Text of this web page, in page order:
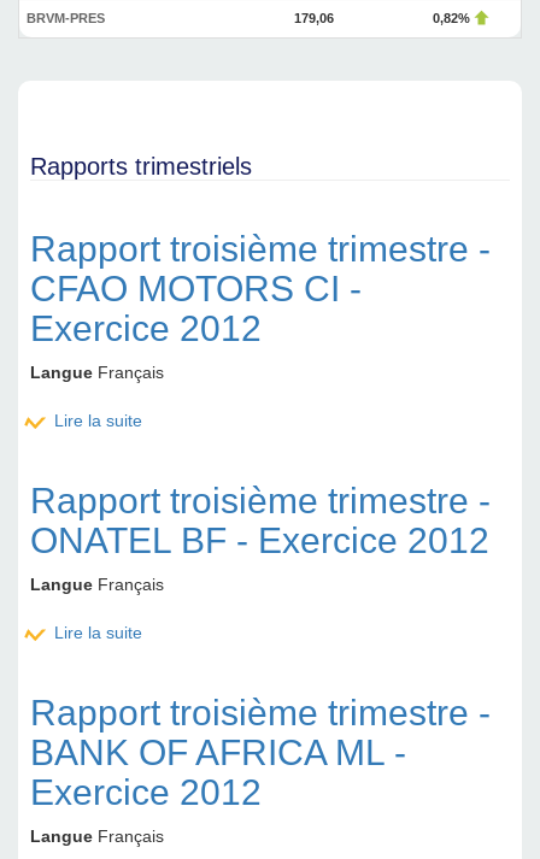
BRVM-PRES 179,06 0,82%
Rapports trimestriels
Rapport troisième trimestre -
CFAO MOTORS CI -
Exercice 2012
Langue Français
Lire la suite
Rapport troisième trimestre -
ONATEL BF - Exercice 2012
Langue Français
Lire la suite
Rapport troisième trimestre -
BANK OF AFRICA ML -
Exercice 2012
Langue Français